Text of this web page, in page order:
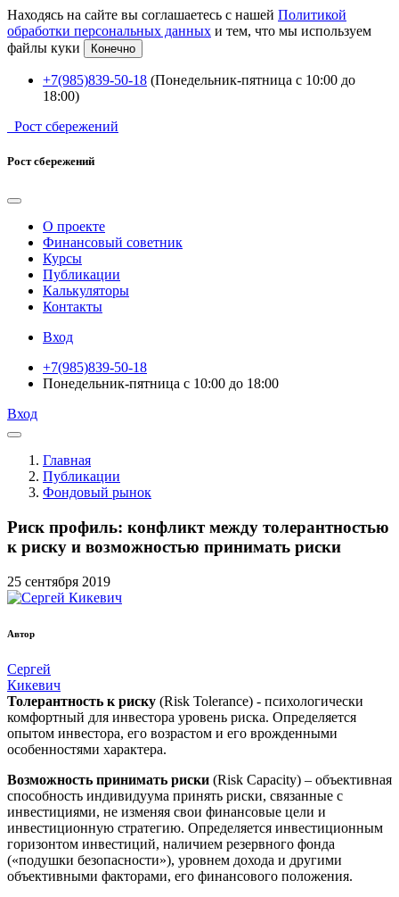
Находясь на сайте вы соглашаетесь с нашей Политикой
обработки персональных данных и тем, что мы используем
файлы куки
Конечно
+7(985)839-50-18 (Понедельник-пятница с 10:00 до
18:00)
Рост сбережений
Рост сбережений
О проекте
Финансовый советник
Курсы
Публикации
Калькуляторы
Контакты
Вход
+7(985)839-50-18
Понедельник-пятница с 10:00 до 18:00
Вход
Главная
Публикации
Фондовый рынок
Риск профиль: конфликт между толерантностью
к риску и возможностью принимать риски
25 сентября 2019
Автор
Сергей
Кикевич
Толерантность к риску (Risk Tolerance) - психологически
комфортный для инвестора уровень риска. Определяется
опытом инвестора, его возрастом и его врожденными
особенностями характера.
Возможность принимать риски (Risk Capacity) – объективная
способность индивидуума принять риски, связанные с
инвестициями, не изменяя свои финансовые цели и
инвестиционную стратегию. Определяется инвестиционным
горизонтом инвестиций, наличием резервного фонда
(«подушки безопасности»), уровнем дохода и другими
объективными факторами, его финансового положения.